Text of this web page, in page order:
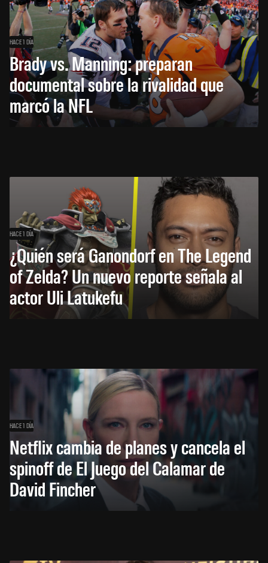
HACE 1 DÍA
Brady vs. Manning: preparan
documental sobre la rivalidad que
marcó la NFL
HACE 1 DÍA
¿Quién será Ganondorf en The Legend
of Zelda? Un nuevo reporte señala al
actor Uli Latukefu
HACE 1 DÍA
Netflix cambia de planes y cancela el
spinoff de El Juego del Calamar de
David Fincher